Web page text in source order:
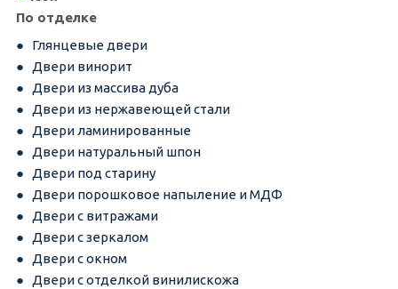
По отделке
Глянцевые двери
Двери винорит
Двери из массива дуба
Двери из нержавеющей стали
Двери ламинированные
Двери натуральный шпон
Двери под старину
Двери порошковое напыление и МДФ
Двери с витражами
Двери с зеркалом
Двери с окном
Двери с отделкой винилискожа